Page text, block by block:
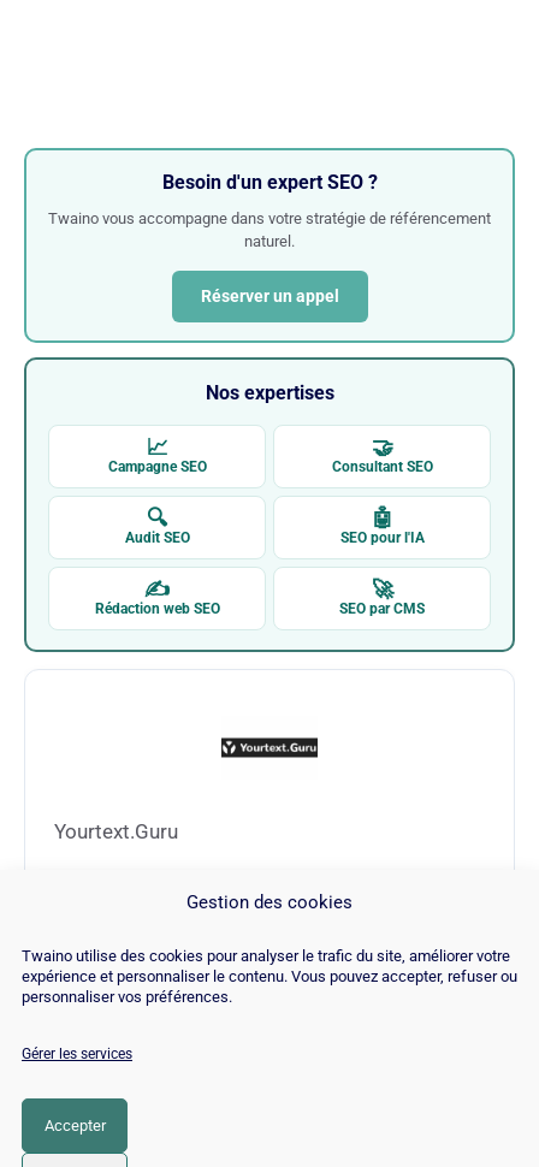
Gestion des cookies
Twaino utilise des cookies pour analyser le trafic du site, améliorer votre
expérience et personnaliser le contenu. Vous pouvez accepter, refuser ou
personnaliser vos préférences.
Gérer les services
Accepter
Besoin d'un expert SEO ?
Twaino vous accompagne dans votre stratégie de référencement
naturel.
Réserver un appel
Nos expertises
📈
Campagne SEO
🤝
Consultant SEO
🔍
Audit SEO
🤖
SEO pour l'IA
✍
Rédaction web SEO
🚀
SEO par CMS
Yourtext.Guru
Visiter Yourtext.Guru →
© Copyright 2026 |
Recrutements